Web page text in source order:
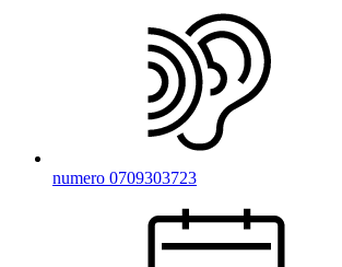
numero 0709303723